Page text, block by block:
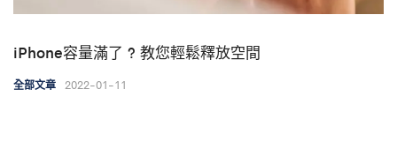
iPhone容量滿了 ? 教您輕鬆釋放空間
全部文章 2022-01-11